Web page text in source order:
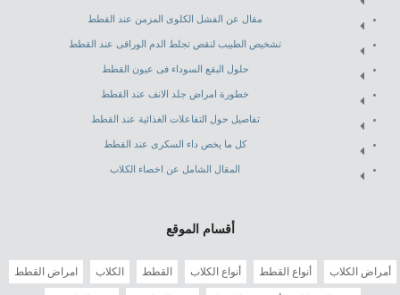
مقال عن الفشل الكلوى المزمن عند القطط
تشخيص الطبيب لنقص تجلط الدم الوراقى عند القطط
حلول البقع السوداء فى عيون القطط
خطورة امراض جلد الانف عند القطط
تفاصيل حول التفاعلات الغذائية عند القطط
كل ما يخص داء السكرى عند القطط
المقال الشامل عن اخصاء الكلاب
أقسام الموقع
أمراض الكلاب أنواع القطط أنواع الكلاب القطط الكلاب امراض القطط